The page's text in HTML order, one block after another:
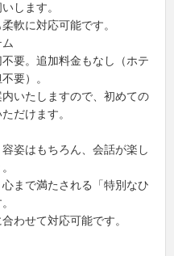
します。
軟に対応可能です。
要。追加料金もなし（ホテ
要）。
いたしますので、初めての
だけます。
姿はもちろん、会話が楽し
まで満たされる「特別なひ
わせて対応可能です。